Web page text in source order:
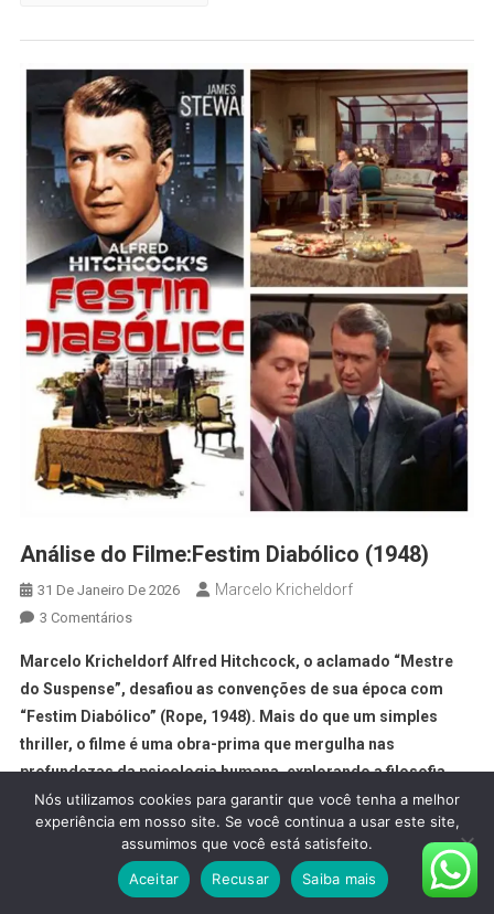
Análise do Filme:Festim Diabólico (1948)
31 De Janeiro De 2026 Marcelo Kricheldorf
3 Comentários
Marcelo Kricheldorf Alfred Hitchcock, o aclamado “Mestre
do Suspense”, desafiou as convenções de sua época com
“Festim Diabólico” (Rope, 1948). Mais do que um simples
thriller, o filme é uma obra-prima que mergulha nas
profundezas da psicologia humana, explorando a filosofia
niilista e a amoralidade através de uma técnica
cinematográfica audaciosa e inovadora. A narrativa […]
61 Visualizações Totais
Nós utilizamos cookies para garantir que você tenha a melhor
experiência em nosso site. Se você continua a usar este site,
assumimos que você está satisfeito.
Aceitar
Recusar Saiba mais